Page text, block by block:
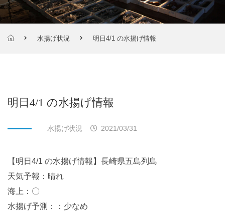
水揚げ状況 明日4/1 の水揚げ情報
明日4/1 の水揚げ情報
水揚げ状況 2021/03/31
【明日4/1 の水揚げ情報】長崎県五島列島
天気予報：晴れ
海上：〇
水揚げ予測：：少なめ